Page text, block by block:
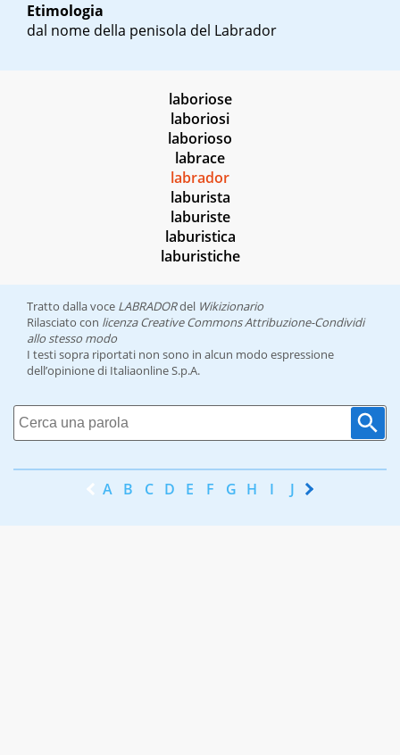
Etimologia
dal nome della penisola del Labrador
laboriose
laboriosi
laborioso
labrace
labrador
laburista
laburiste
laburistica
laburistiche
Tratto dalla voce LABRADORdel Wikizionario
Rilasciato con licenza Creative Commons Attribuzione-Condividi
allo stesso modo
I testi sopra riportati non sono in alcun modo espressione
dell’opinione di Italiaonline S.p.A.
A B C D E F G H I J K